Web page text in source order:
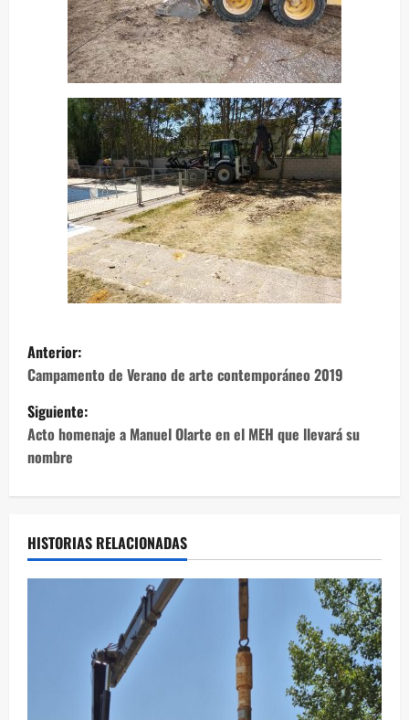
N
a
v
e
g
a
c
Anterior:
Campamento de Verano de arte contemporáneo 2019
Siguiente:
Acto homenaje a Manuel Olarte en el MEH que llevará su
nombre
HISTORIAS RELACIONADAS